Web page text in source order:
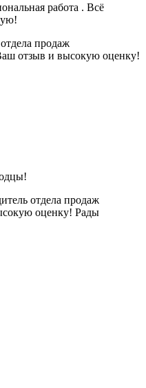
работа . Всё
продаж
отзыв и высокую оценку!
отдела продаж
оценку! Рады